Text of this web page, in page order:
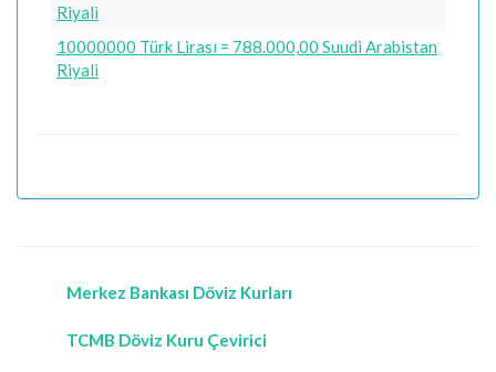
Riyali
10000000 Türk Lirası = 788.000,00 Suudi Arabistan
Riyali
Merkez Bankası Döviz Kurları
TCMB Döviz Kuru Çevirici